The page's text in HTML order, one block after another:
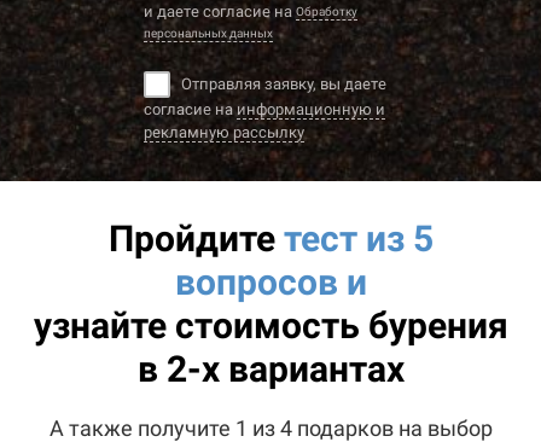
и даете согласие на Обработку
персональных данных
Отправляя заявку, вы даете
согласие наинформационную и
рекламную рассылку
Пройдитетест из 5
вопросов и
узнайте стоимость бурения
в 2-х вариантах
А также получите 1 из 4 подарков на выбор